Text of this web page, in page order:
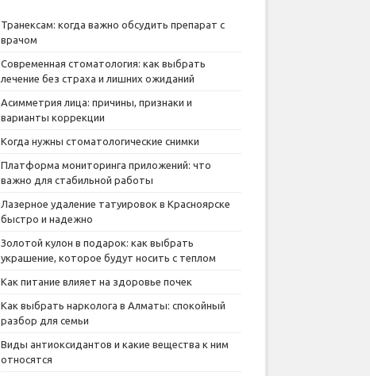
Транексам: когда важно обсудить препарат с
врачом
Современная стоматология: как выбрать
лечение без страха и лишних ожиданий
Асимметрия лица: причины, признаки и
варианты коррекции
Когда нужны стоматологические снимки
Платформа мониторинга приложений: что
важно для стабильной работы
Лазерное удаление татуировок в Красноярске
быстро и надежно
Золотой кулон в подарок: как выбрать
украшение, которое будут носить с теплом
Как питание влияет на здоровье почек
Как выбрать нарколога в Алматы: спокойный
разбор для семьи
Виды антиоксидантов и какие вещества к ним
относятся